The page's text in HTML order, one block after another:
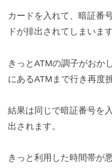
カードを入れて、暗証番
ドが排出されてしまいます
きっとATMの調子がおか
にあるATMまで行き再度
結果は同じで暗証番号を
出されます。
きっと利用した時間帯が